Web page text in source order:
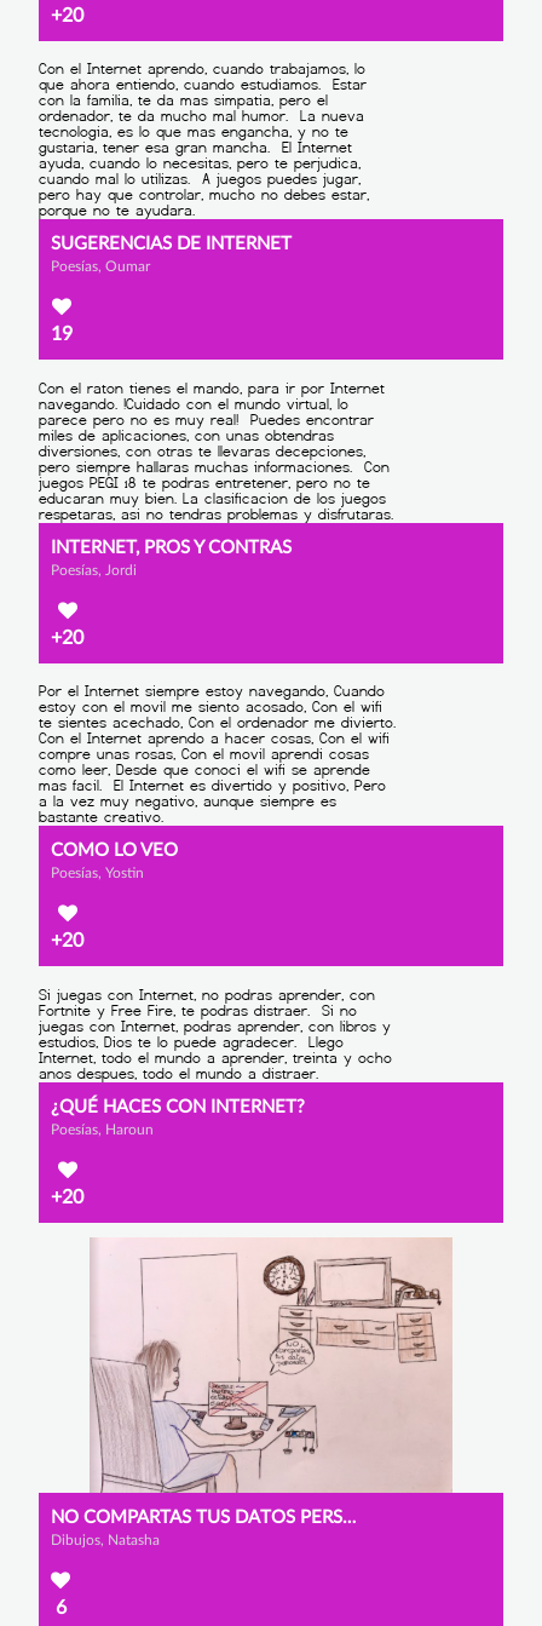
+20
SUGERENCIAS DE INTERNET
Poesías, Oumar
19
INTERNET, PROS Y CONTRAS
Poesías, Jordi
+20
COMO LO VEO
Poesías, Yostin
+20
¿QUÉ HACES CON INTERNET?
Poesías, Haroun
+20
NO COMPARTAS TUS DATOS PERSONALES
Dibujos, Natasha
6